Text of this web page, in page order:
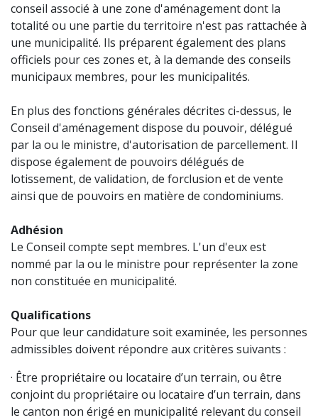
conseil associé à une zone d'aménagement dont la
totalité ou une partie du territoire n'est pas rattachée à
une municipalité. Ils préparent également des plans
officiels pour ces zones et, à la demande des conseils
municipaux membres, pour les municipalités.
En plus des fonctions générales décrites ci-dessus, le
Conseil d'aménagement dispose du pouvoir, délégué
par la ou le ministre, d'autorisation de parcellement. Il
dispose également de pouvoirs délégués de
lotissement, de validation, de forclusion et de vente
ainsi que de pouvoirs en matière de condominiums.
Adhésion
Le Conseil compte sept membres. L'un d'eux est
nommé par la ou le ministre pour représenter la zone
non constituée en municipalité.
Qualifications
Pour que leur candidature soit examinée, les personnes
admissibles doivent répondre aux critères suivants :
· Être propriétaire ou locataire d’un terrain, ou être
conjoint du propriétaire ou locataire d’un terrain, dans
le canton non érigé en municipalité relevant du conseil